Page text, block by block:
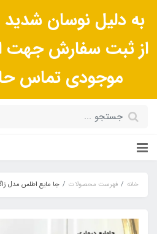
به دلیل نوسان شدید
از ثبت سفارش جهت
موجودی تماس
خانه فهرست محصولات جا مایع اطلس مدل